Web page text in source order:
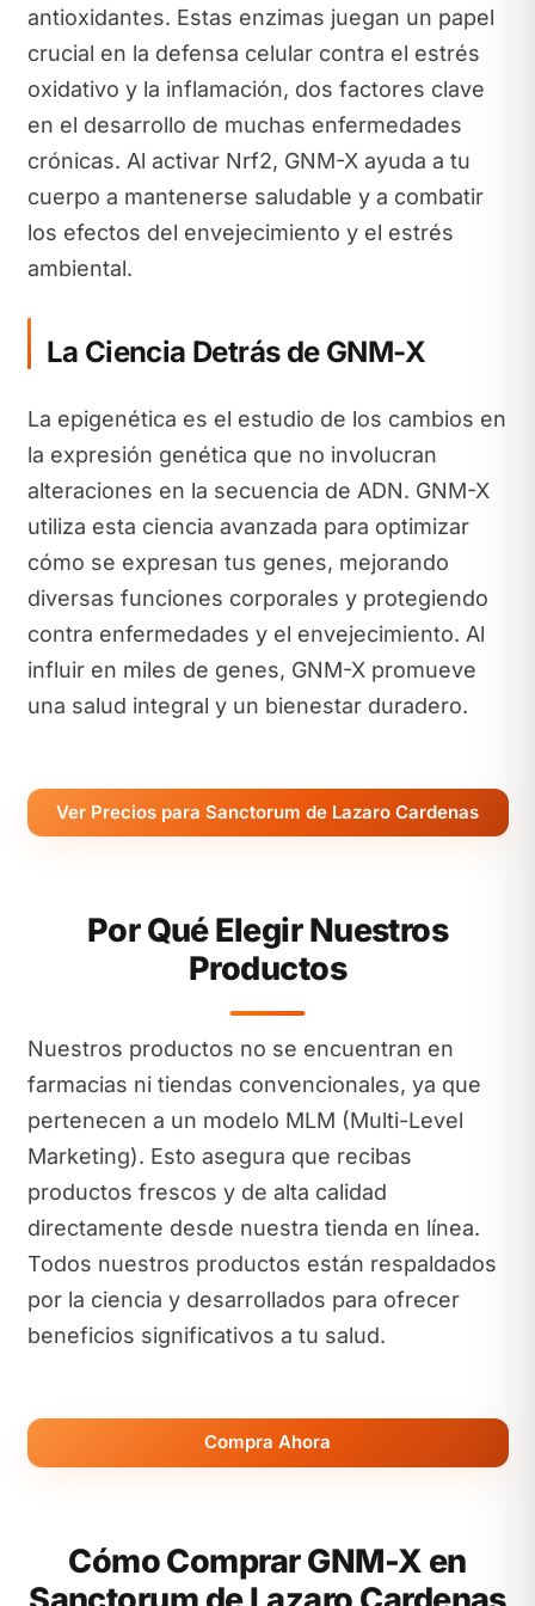
antioxidantes. Estas enzimas juegan un papel
crucial en la defensa celular contra el estrés
oxidativo y la inflamación, dos factores clave
en el desarrollo de muchas enfermedades
crónicas. Al activar Nrf2, GNM-X ayuda a tu
cuerpo a mantenerse saludable y a combatir
los efectos del envejecimiento y el estrés
ambiental.
La Ciencia Detrás de GNM-X
La epigenética es el estudio de los cambios en
la expresión genética que no involucran
alteraciones en la secuencia de ADN. GNM-X
utiliza esta ciencia avanzada para optimizar
cómo se expresan tus genes, mejorando
diversas funciones corporales y protegiendo
contra enfermedades y el envejecimiento. Al
influir en miles de genes, GNM-X promueve
una salud integral y un bienestar duradero.
Ver Precios para Sanctorum de Lazaro Cardenas
Por Qué Elegir Nuestros
Productos
Nuestros productos no se encuentran en
farmacias ni tiendas convencionales, ya que
pertenecen a un modelo MLM (Multi-Level
Marketing). Esto asegura que recibas
productos frescos y de alta calidad
directamente desde nuestra tienda en línea.
Todos nuestros productos están respaldados
por la ciencia y desarrollados para ofrecer
beneficios significativos a tu salud.
Compra Ahora
Cómo Comprar GNM-X en